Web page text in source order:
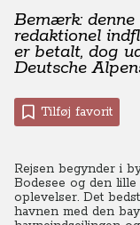
Bemærk:
redaktionel
er betalt, dog
Deutsche
Tilføj favorit
Rejsen begynder i
Bodesee og den
oplevelser. Det
havnen med den